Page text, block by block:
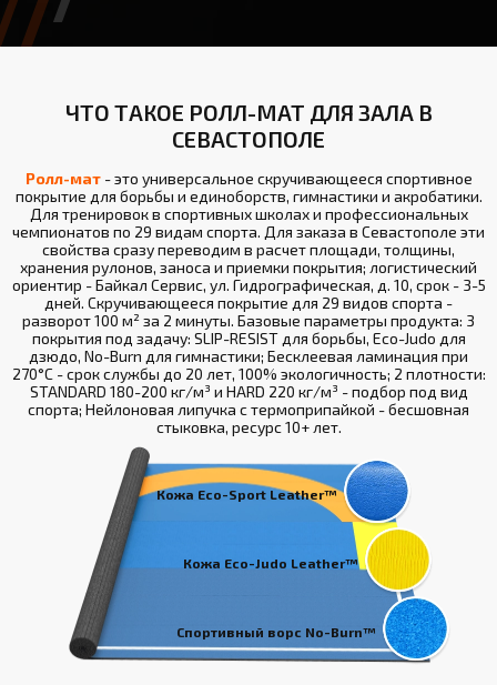
ЧТО ТАКОЕ РОЛЛ-МАТ ДЛЯ ЗАЛА В
СЕВАСТОПОЛЕ
Ролл-мат- это универсальное скручивающееся спортивное
покрытие для борьбы и единоборств, гимнастики и акробатики.
Для тренировок в спортивных школах и профессиональных
чемпионатов по 29 видам спорта. Для заказа в Севастополе эти
свойства сразу переводим в расчет площади, толщины,
хранения рулонов, заноса и приемки покрытия; логистический
ориентир - Байкал Сервис, ул. Гидрографическая, д. 10, срок - 3-5
дней. Скручивающееся покрытие для 29 видов спорта -
разворот 100 м² за 2 минуты. Базовые параметры продукта: 3
покрытия под задачу: SLIP-RESIST для борьбы, Eco-Judo для
дзюдо, No-Burn для гимнастики; Бесклеевая ламинация при
270°С - срок службы до 20 лет, 100% экологичность; 2 плотности:
STANDARD 180-200 кг/м³ и HARD 220 кг/м³ - подбор под вид
спорта; Нейлоновая липучка с термоприпайкой - бесшовная
стыковка, ресурс 10+ лет.
Кожа Eco-Sport Leather™
Кожа Eco-Judo Leather™
Спортивный ворс No-Burn™